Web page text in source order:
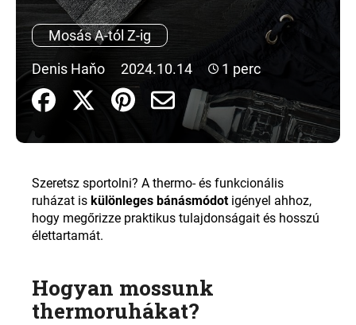
Mosás A-tól Z-ig
Denis Haňo
2024.10.14 1 perc
Szeretsz sportolni? A thermo- és funkcionális
ruházat is különleges bánásmódot igényel ahhoz,
hogy megőrizze praktikus tulajdonságait és hosszú
élettartamát.
Hogyan mossunk
thermoruhákat?
A
á
n
j